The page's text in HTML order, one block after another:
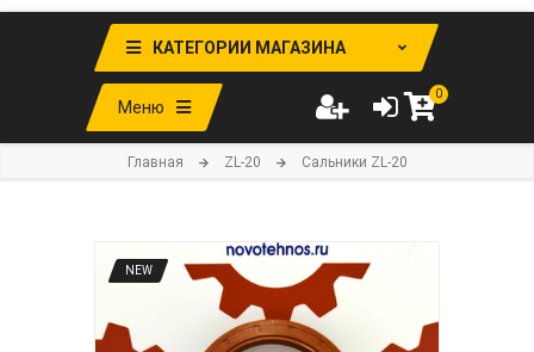
КАТЕГОРИИ МАГАЗИНА
Меню
0
Главная ZL-20 Сальники ZL-20
NEW